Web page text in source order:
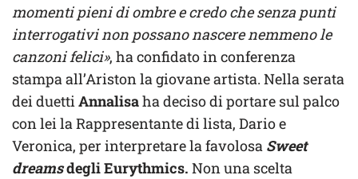
momenti pieni di ombre e credo che senza punti
interrogativi non possano nascere nemmeno le
canzoni felici», ha confidato in conferenza
stampa all’Ariston la giovane artista. Nella serata
dei duetti Annalisaha deciso di portare sul palco
con lei la Rappresentante di lista, Dario e
Veronica, per interpretare la favolosa Sweet
dreamsdegli Eurythmics. Non una scelta